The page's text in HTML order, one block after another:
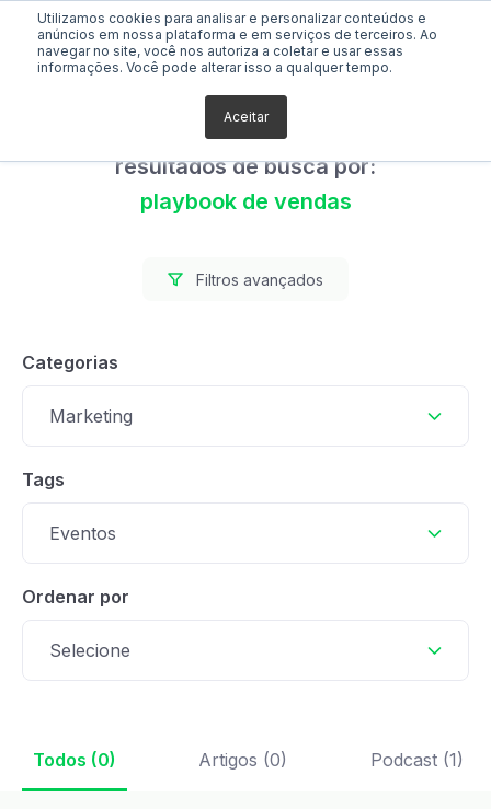
Utilizamos cookies para analisar e personalizar conteúdos e
anúncios em nossa plataforma e em serviços de terceiros. Ao
navegar no site, você nos autoriza a coletar e usar essas
informações. Você pode alterar isso a qualquer tempo.
Aceitar
Foram encontrados 0
resultados de busca por:
playbook de vendas
Filtros avançados
Categorias
Marketing
Tags
Eventos
Ordenar por
Selecione
Todos (0) Artigos (0) Podcast (1)